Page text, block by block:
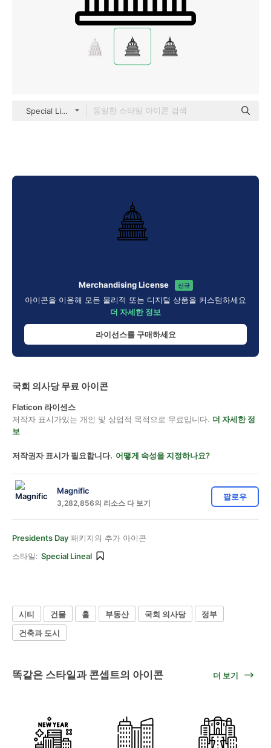
Special Lineal
Merchandising License 신규
아이콘을 이용해 모든 물리적 또는 디지털 상품을 커스텀하세요
더 자세한 정보
라이선스를 구매하세요
국회 의사당 무료 아이콘
Flaticon 라이센스
저작자 표시가있는 개인 및 상업적 목적으로 무료입니다. 더 자세한 정
보
저작권자 표시가 필요합니다. 어떻게 속성을 지정하나요?
Magnific
3,282,856의 리소스 다 보기
팔로우
Presidents Day 패키지의 추가 아이콘
스타일: Special Lineal
시티 건물 홀 부동산 국회 의사당
정부
건축과 도시
똑같은 스타일과 콘셉트의 아이콘 더 보기